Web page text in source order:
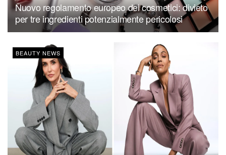
Nuovo regolamento europeo dei cosmetici: divieto
per tre ingredienti potenzialmente pericolosi
BEAUTY NEWS